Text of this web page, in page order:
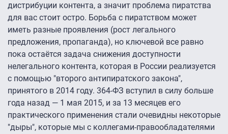
дистрибуции контента, а значит проблема пиратства
для вас стоит остро. Борьба с пиратством может
иметь разные проявления (рост легального
предложения, пропаганда), но ключевой все равно
пока остаётся задача снижения доступности
нелегального контента, которая в России реализуется
с помощью "второго антипиратского закона",
принятого в 2014 году. 364-ФЗ вступил в силу больше
года назад — 1 мая 2015, и за 13 месяцев его
практического применения стали очевидны некоторые
"дыры", которые мы с коллегами-правообладателями